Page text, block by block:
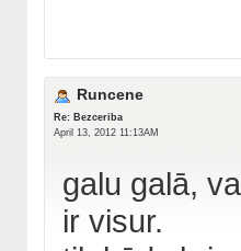
Runcene
Re: Bezceriba
April 13, 2012 11:13AM
galu galā,
ir visur.